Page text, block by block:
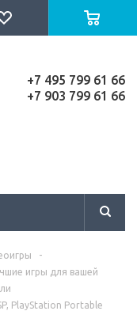
+7 495 799 61 66
+7 903 799 61 66
-
игры для вашей
PlayStation Portable